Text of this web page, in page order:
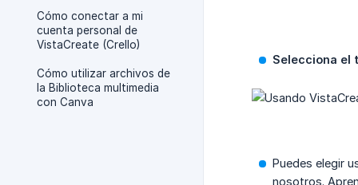
Cómo conectar a mi
cuenta personal de
VistaCreate (Crello)
Cómo utilizar archivos de
la Biblioteca multimedia
con Canva
Selecciona el
Puedes elegir
nosotros.